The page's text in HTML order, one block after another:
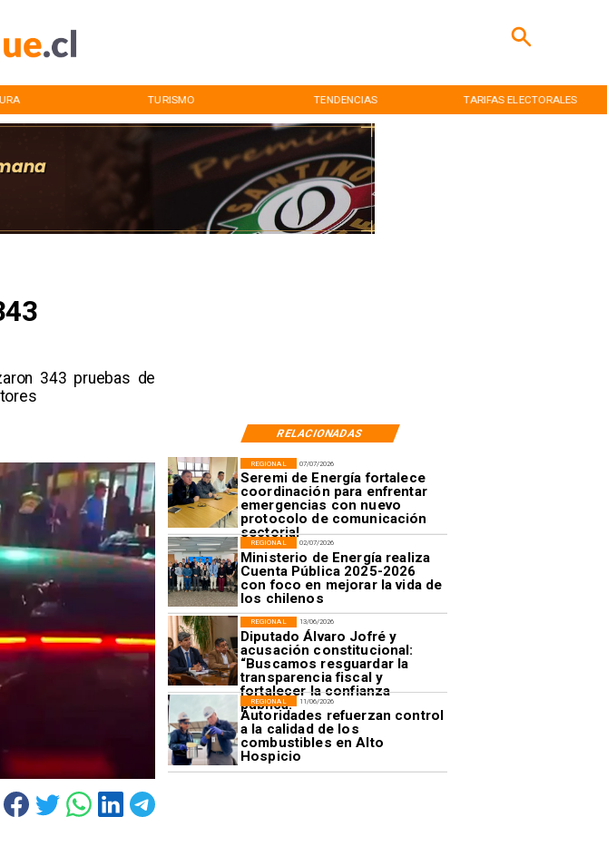
TURISMO TENDENCIAS TARIFAS ELECTORALES
343 pruebas de
RELACIONADAS
07/07/2026
Seremi de Energía fortalece
coordinación para enfrentar
emergencias con nuevo
protocolo de comunicación
sectorial
REGIONAL
02/07/2026
Ministerio de Energía realiza
Cuenta Pública 2025-2026
con foco en mejorar la vida de
los chilenos
REGIONAL
13/06/2026
Diputado Álvaro Jofré y
acusación constitucional:
“Buscamos resguardar la
transparencia fiscal y
fortalecer la confianza
pública.”
REGIONAL
11/06/2026
Autoridades refuerzan control
a la calidad de los
combustibles en Alto
Hospicio
REGIONAL